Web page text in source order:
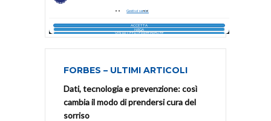
FORBES – ULTIMI ARTICOLI
Dati, tecnologia e prevenzione: così
cambia il modo di prendersi cura del
sorriso